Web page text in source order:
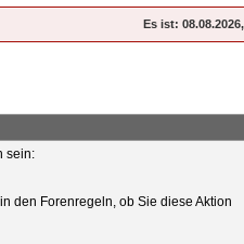
Es ist:
sein:
den Forenregeln, ob Sie diese Aktion